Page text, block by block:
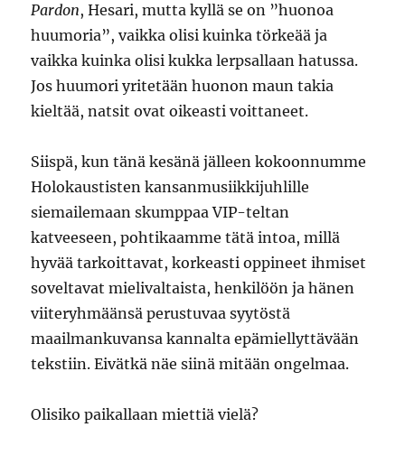
Pardon, Hesari, mutta kyllä se on ”huonoa
huumoria”, vaikka olisi kuinka törkeää ja
vaikka kuinka olisi kukka lerpsallaan hatussa.
Jos huumori yritetään huonon maun takia
kieltää, natsit ovat oikeasti voittaneet.
Siispä, kun tänä kesänä jälleen kokoonnumme
Holokaustisten kansanmusiikkijuhlille
siemailemaan skumppaa VIP-teltan
katveeseen, pohtikaamme tätä intoa, millä
hyvää tarkoittavat, korkeasti oppineet ihmiset
soveltavat mielivaltaista, henkilöön ja hänen
viiteryhmäänsä perustuvaa syytöstä
maailmankuvansa kannalta epämiellyttävään
tekstiin. Eivätkä näe siinä mitään ongelmaa.
Olisiko paikallaan miettiä vielä?